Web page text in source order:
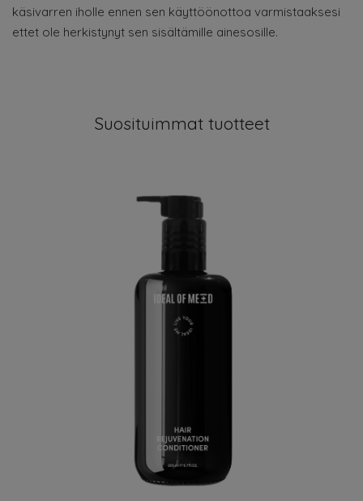
käsivarren iholle ennen sen käyttöönottoa varmistaaksesi
ettet ole herkistynyt sen sisältämille ainesosille.
Suosituimmat tuotteet